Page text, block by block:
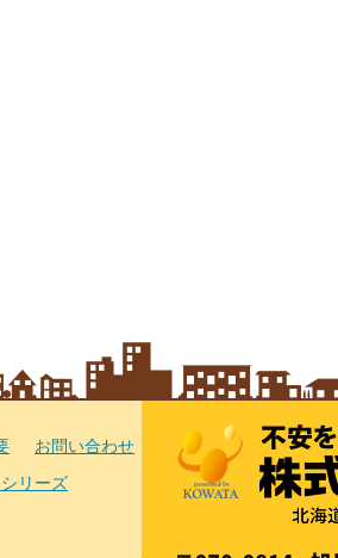
お問い合わせ
リーズ